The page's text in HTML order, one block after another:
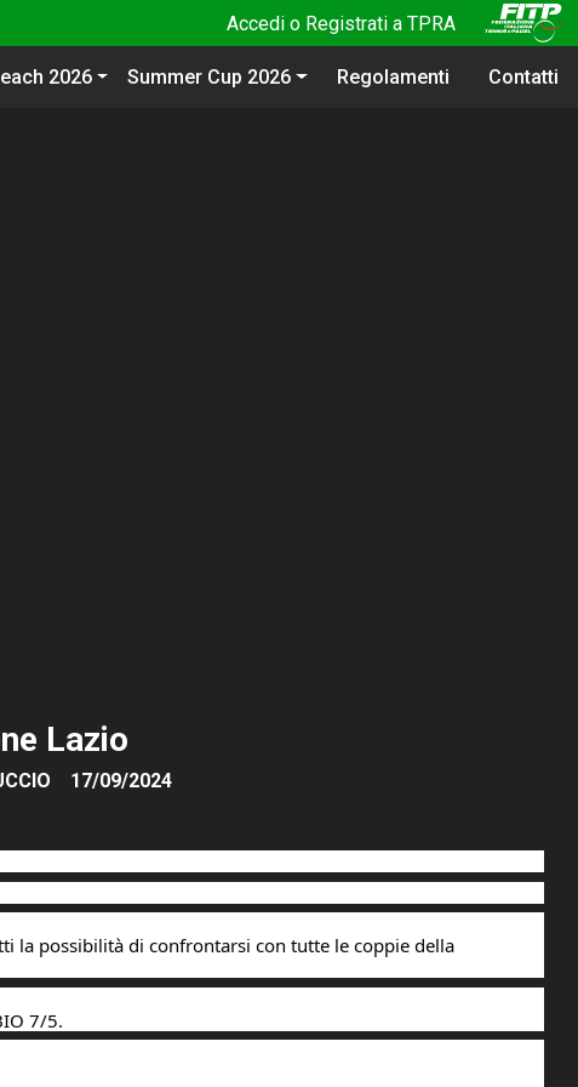
Accedi o Registrati a TPRA
2026 Summer Cup 2026 Regolamenti Contatti
Lazio
17/09/2024
la possibilità di confrontarsi con tutte le coppie della
7/5.